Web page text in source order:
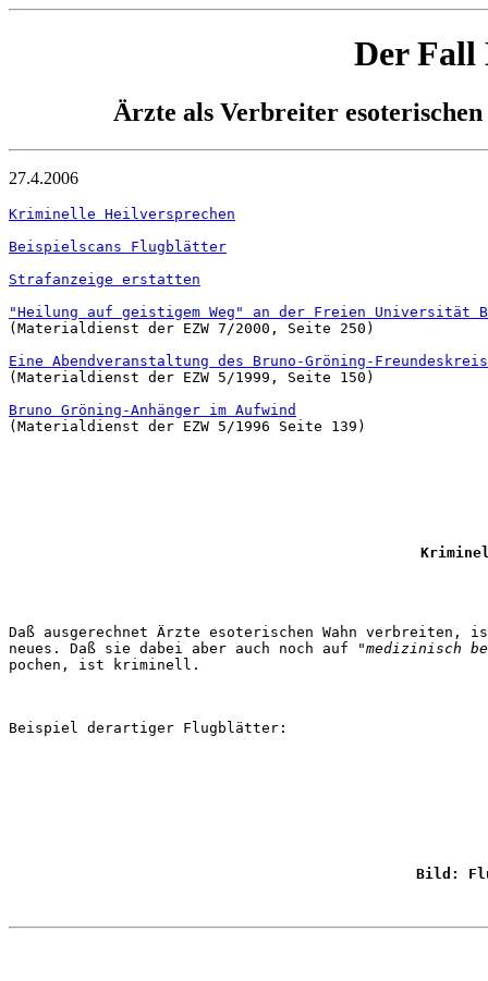
Der Fall
Ärzte als Verbreiter
27.4.2006
Kriminelle Heilversprechen
Beispielscans Flugblätter
Strafanzeige erstatten
"Heilung auf geistigem Weg" an der Freien Universität
(Materialdienst der EZW 7/2000, Seite 250)
Eine Abendveranstaltung des Bruno-Gröning-
(Materialdienst der EZW 5/1999, Seite 150)
Bruno Gröning-Anhänger im Aufwind
Daß ausgerechnet Ärzte esoterischen Wahn
neues. Daß sie dabei aber auch noch auf
"medizinisch
Bild: